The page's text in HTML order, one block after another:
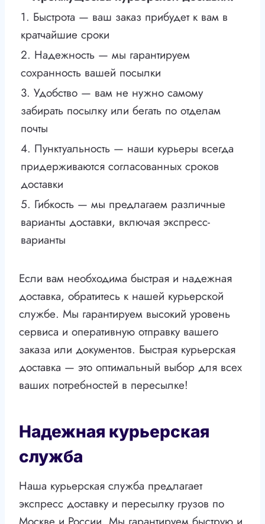
1. Быстрота — ваш заказ прибудет к вам в
кратчайшие сроки
2. Надежность — мы гарантируем
сохранность вашей посылки
3. Удобство — вам не нужно самому
забирать посылку или бегать по отделам
почты
4. Пунктуальность — наши курьеры всегда
придерживаются согласованных сроков
доставки
5. Гибкость — мы предлагаем различные
варианты доставки, включая экспресс-
варианты
Если вам необходима быстрая и надежная
доставка, обратитесь к нашей курьерской
службе. Мы гарантируем высокий уровень
сервиса и оперативную отправку вашего
заказа или документов. Быстрая курьерская
доставка — это оптимальный выбор для всех
ваших потребностей в пересылке!
Надежная курьерская
служба
Наша курьерская служба предлагает
экспресс доставку и пересылку грузов по